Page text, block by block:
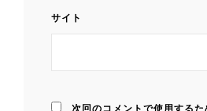
サイト
次回のコメントで使用する